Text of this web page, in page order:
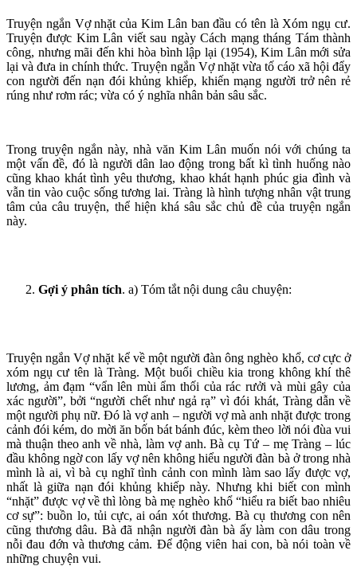
Truyện ngắn Vợ nhặt của Kim Lân ban đầu có tên là Xóm ngụ cư.
Truyện được Kim Lân viết sau ngày Cách mạng tháng Tám thành
công, nhưng mãi đến khi hòa bình lập lại (1954), Kim Lân mới sửa
lại và đưa in chính thức. Truyện ngắn Vợ nhặt vừa tố cáo xã hội đẩy
con người đến nạn đói khủng khiếp, khiến mạng người trở nên rẻ
rúng như rơm rác; vừa có ý nghĩa nhân bản sâu sắc.
Trong truyện ngắn này, nhà văn Kim Lân muốn nói với chúng ta
một vấn đề, đó là người dân lao động trong bất kì tình huống nào
cũng khao khát tình yêu thương, khao khát hạnh phúc gia đình và
vẫn tin vào cuộc sống tương lai. Tràng là hình tượng nhân vật trung
tâm của câu truyện, thể hiện khá sâu sắc chủ đề của truyện ngắn
này.
Gợi ý phân tích. a) Tóm tắt nội dung câu chuyện:
Truyện ngắn Vợ nhặt kể về một người đàn ông nghèo khổ, cơ cực ở
xóm ngụ cư tên là Tràng. Một buổi chiều kia trong không khí thê
lương, ảm đạm “vẩn lên mùi ẩm thối của rác rưởi và mùi gây của
xác người”, bởi “người chết như ngả rạ” vì đói khát, Tràng dẫn về
một người phụ nữ. Đó là vợ anh – người vợ mà anh nhặt được trong
cảnh đói kém, do mời ăn bốn bát bánh đúc, kèm theo lời nói đùa vui
mà thuận theo anh về nhà, làm vợ anh. Bà cụ Tứ – mẹ Tràng – lúc
đầu không ngờ con lấy vợ nên không hiểu người đàn bà ở trong nhà
mình là ai, vì bà cụ nghĩ tình cảnh con mình làm sao lấy được vợ,
nhất là giữa nạn đói khủng khiếp này. Nhưng khi biết con mình
“nhặt” được vợ về thì lòng bà mẹ nghèo khổ “hiểu ra biết bao nhiêu
cơ sự”: buồn lo, tủi cực, ai oán xót thương. Bà cụ thương con nên
cũng thương dâu. Bà đã nhận người đàn bà ấy làm con dâu trong
nỗi đau đớn và thương cảm. Để động viên hai con, bà nói toàn về
những chuyện vui.